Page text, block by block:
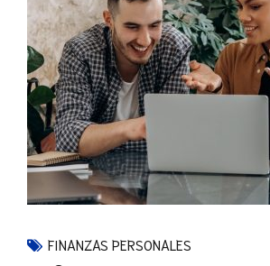
FINANZAS PERSONALES